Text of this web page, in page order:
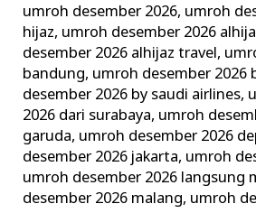
umroh desember 2026, umroh
hijaz, umroh desember 2026
desember 2026 alhijaz travel,
bandung, umroh desember 2026
desember 2026 by saudi airlines,
2026 dari surabaya, umroh
garuda, umroh desember 2026
desember 2026 jakarta, umroh
umroh desember 2026 langsung
desember 2026 malang, umroh